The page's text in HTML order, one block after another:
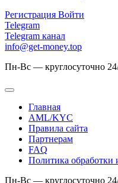
Регистрация Войти
Telegram
Telegram канал
info@get-money.top
Пн-Вс — круглосуточно
Главная
AML/KYC
Правила сайта
Партнерам
FAQ
Политика обработки
Пн-Вс — круглосуточно